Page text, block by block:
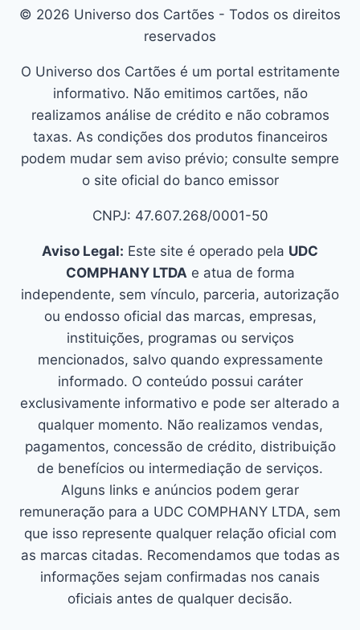
© 2026 Universo dos Cartões - Todos os direitos
reservados
O Universo dos Cartões é um portal estritamente
informativo. Não emitimos cartões, não
realizamos análise de crédito e não cobramos
taxas. As condições dos produtos financeiros
podem mudar sem aviso prévio; consulte sempre
o site oficial do banco emissor
CNPJ: 47.607.268/0001-50
Aviso Legal: Este site é operado pela UDC
COMPHANY LTDAe atua de forma
independente, sem vínculo, parceria, autorização
ou endosso oficial das marcas, empresas,
instituições, programas ou serviços
mencionados, salvo quando expressamente
informado. O conteúdo possui caráter
exclusivamente informativo e pode ser alterado a
qualquer momento. Não realizamos vendas,
pagamentos, concessão de crédito, distribuição
de benefícios ou intermediação de serviços.
Alguns links e anúncios podem gerar
remuneração para a UDC COMPHANY LTDA, sem
que isso represente qualquer relação oficial com
as marcas citadas. Recomendamos que todas as
informações sejam confirmadas nos canais
oficiais antes de qualquer decisão.